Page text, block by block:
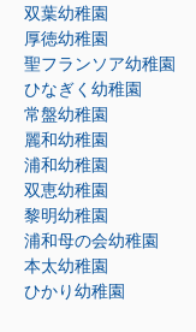
双葉幼稚園
厚徳幼稚園
聖フランソア幼稚園
ひなぎく幼稚園
常盤幼稚園
麗和幼稚園
浦和幼稚園
双恵幼稚園
黎明幼稚園
浦和母の会幼稚園
本太幼稚園
ひかり幼稚園